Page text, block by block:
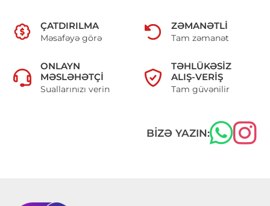
ÇATDIRILMA
Məsafəyə görə
ZƏMANƏTLI
Tam zəmanət
ONLAYN
MƏSLƏHƏTÇI
Suallarınızı verin
TƏHLÜKƏSIZ
ALIŞ-VERIŞ
Tam güvənilir
BIZƏ YAZIN: